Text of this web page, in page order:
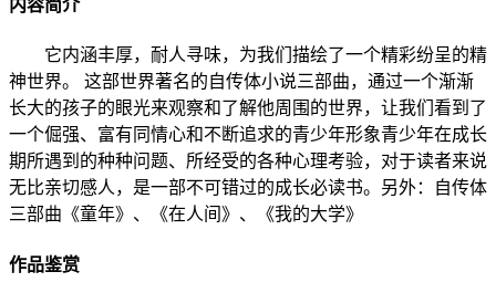
内容简介
它内涵丰厚，耐人寻味，为我们描绘了一个精彩纷呈的精
神世界。 这部世界著名的自传体小说三部曲，通过一个渐渐
长大的孩子的眼光来观察和了解他周围的世界，让我们看到了
一个倔强、富有同情心和不断追求的青少年形象青少年在成长
期所遇到的种种问题、所经受的各种心理考验，对于读者来说
无比亲切感人，是一部不可错过的成长必读书。另外：自传体
三部曲《童年》、《在人间》、《我的大学》
作品鉴赏